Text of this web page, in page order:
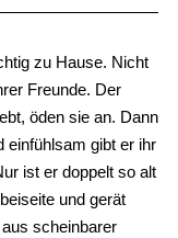
zu Hause. Nicht
Freunde. Der
öden sie an. Dann
einfühlsam gibt er ihr
ist er doppelt so alt
und gerät
scheinbarer